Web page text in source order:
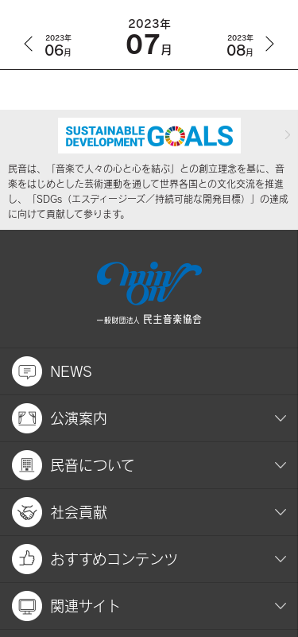
2023年
06月
2023年
07月
2023年
08月
民音は、「音楽で人々の心と心を結ぶ」との創立理念を基に、音
楽をはじめとした芸術運動を通して世界各国との文化交流を推進
し、「SDGs（エスディージーズ／持続可能な開発目標）」の達成
に向けて貢献して参ります。
NEWS
公演案内
民音について
社会貢献
おすすめコンテンツ
関連サイト